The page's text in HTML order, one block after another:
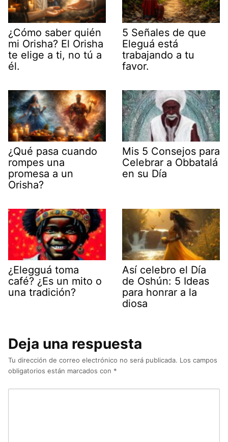
¿Cómo saber quién
mi Orisha? El Orisha
te elige a ti, no tú a
él.
5 Señales de que
Eleguá está
trabajando a tu
favor.
¿Qué pasa cuando
rompes una
promesa a un
Orisha?
Mis 5 Consejos para
Celebrar a Obbatalá
en su Día
¿Elegguá toma
café? ¿Es un mito o
una tradición?
Así celebro el Día
de Oshún: 5 Ideas
para honrar a la
diosa
Deja una respuesta
Tu dirección de correo electrónico no será publicada. Los campos
obligatorios están marcados con *